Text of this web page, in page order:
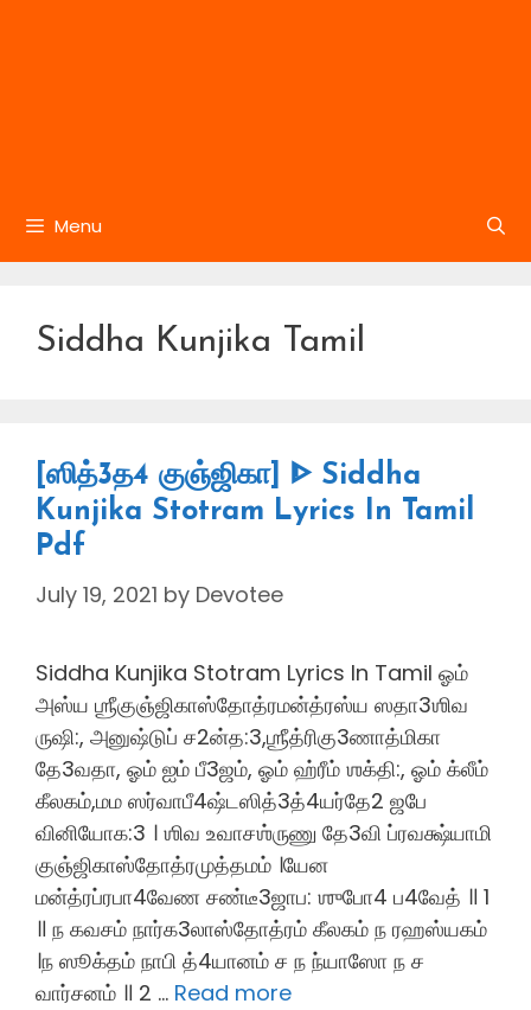
Menu
Siddha Kunjika Tamil
[ஸித்3த4 குஞ்ஜிகா] ᐈ Siddha
Kunjika Stotram Lyrics In Tamil
Pdf
July 19, 2021 by Devotee
Siddha Kunjika Stotram Lyrics In Tamil ஓம்
அஸ்ய ஶ்ரீகுஞ்ஜிகாஸ்தோத்ரமன்த்ரஸ்ய ஸதா3ஶிவ
ருஷி:, அனுஷ்டுப் ச2ன்த:3,ஶ்ரீத்ரிகு3ணாத்மிகா
தே3வதா, ஓம் ஐம் பீ3ஜம், ஓம் ஹ்ரீம் ஶக்தி:, ஓம் க்லீம்
கீலகம்,மம ஸர்வாபீ4ஷ்டஸித்3த்4யர்தே2 ஜபே
வினியோக:3 । ஶிவ உவாசஶ்ருணு தே3வி ப்ரவக்ஷ்யாமி
குஞ்ஜிகாஸ்தோத்ரமுத்தமம் ।யேன
மன்த்ரப்ரபா4வேண சண்டீ3ஜாப: ஶுபோ4 ப4வேத் ॥ 1
॥ ந கவசம் நார்க3லாஸ்தோத்ரம் கீலகம் ந ரஹஸ்யகம்
।ந ஸூக்தம் நாபி த்4யானம் ச ந ந்யாஸோ ந ச
வார்சனம் ॥ 2 … Read more